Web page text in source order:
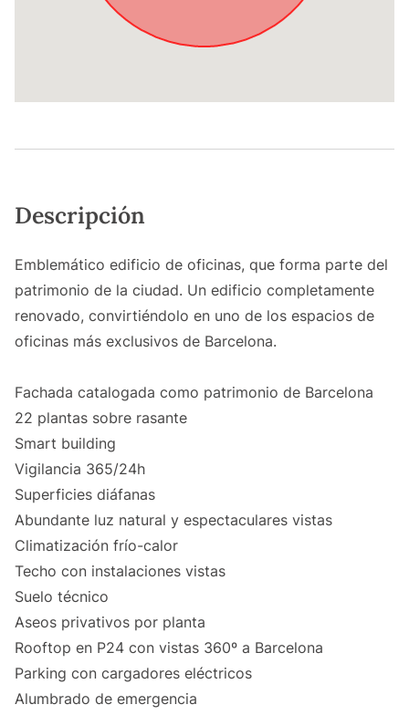
Descripción
Emblemático edificio de oficinas, que forma parte del
patrimonio de la ciudad. Un edificio completamente
renovado, convirtiéndolo en uno de los espacios de
oficinas más exclusivos de Barcelona.
Fachada catalogada como patrimonio de Barcelona
22 plantas sobre rasante
Smart building
Vigilancia 365/24h
Superficies diáfanas
Abundante luz natural y espectaculares vistas
Climatización frío-calor
Techo con instalaciones vistas
Suelo técnico
Aseos privativos por planta
Rooftop en P24 con vistas 360º a Barcelona
Parking con cargadores eléctricos
Alumbrado de emergencia